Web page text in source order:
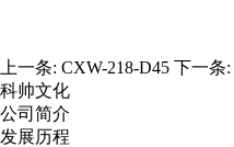
上一条: CXW-218-D45 下一条:
科帅文化
公司简介
发展历程